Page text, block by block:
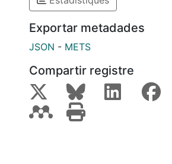
Exportar metadades
JSON - METS
Compartir registre